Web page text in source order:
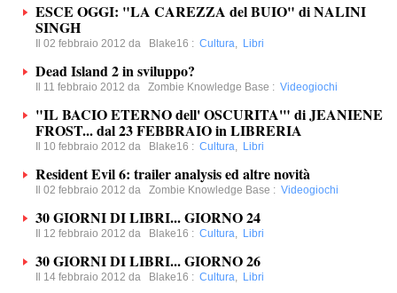
ESCE OGGI: "LA CAREZZA del BUIO" di NALINI
SINGH
Il 02 febbraio 2012 da Blake16 : Cultura, Libri
Dead Island 2 in sviluppo?
Il 11 febbraio 2012 da Zombie Knowledge Base : Videogiochi
"IL BACIO ETERNO dell' OSCURITA'" di JEANIENE
FROST... dal 23 FEBBRAIO in LIBRERIA
Il 10 febbraio 2012 da Blake16 : Cultura, Libri
Resident Evil 6: trailer analysis ed altre novità
Il 02 febbraio 2012 da Zombie Knowledge Base : Videogiochi
30 GIORNI DI LIBRI... GIORNO 24
Il 12 febbraio 2012 da Blake16 : Cultura, Libri
30 GIORNI DI LIBRI... GIORNO 26
Il 14 febbraio 2012 da Blake16 : Cultura, Libri